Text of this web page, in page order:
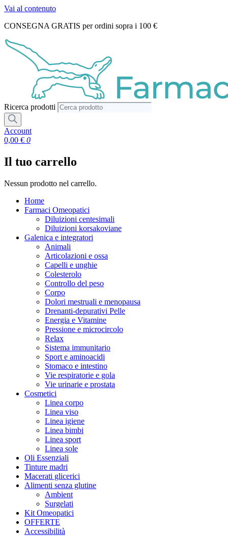
Vai al contenuto
CONSEGNA GRATIS per ordini sopra i 100 €
Ricerca prodotti
Account
0,00 € 0
Il tuo carrello
Nessun prodotto nel carrello.
Home
Farmaci Omeopatici
Diluizioni centesimali
Diluizioni korsakoviane
Galenica e integratori
Animali
Articolazioni e ossa
Capelli e unghie
Colesterolo
Controllo del peso
Corpo
Dolori mestruali e menopausa
Drenanti-depurativi Pelle
Energia e Vitamine
Pressione e microcircolo
Relax
Sistema immunitario
Sport e aminoacidi
Stomaco e intestino
Vie respiratorie e gola
Vie urinarie e prostata
Cosmetici
Linea corpo
Linea viso
Linea igiene
Linea bimbi
Linea sport
Linea sole
Oli Essenziali
Tinture madri
Macerati glicerici
Alimenti senza glutine
Ambient
Surgelati
Kit Omeopatici
OFFERTE
Accessibilità